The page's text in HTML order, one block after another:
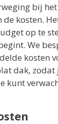
bij
kosten.
op te
We
kosten
dak, zodat
kunt